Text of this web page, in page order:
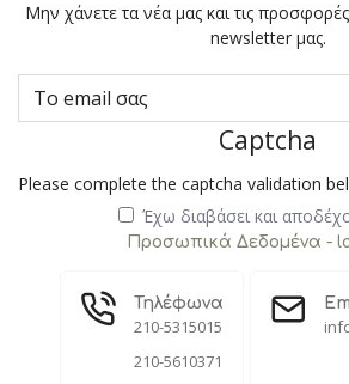
Μην χάνετε τα νέα μας και τις
newsletter μας.
Captcha
Please complete the captcha validation
Έχω διαβάσει και
Προσωπικά Δεδομένα -
Τηλέφωνα
210-5315015
210-5610371